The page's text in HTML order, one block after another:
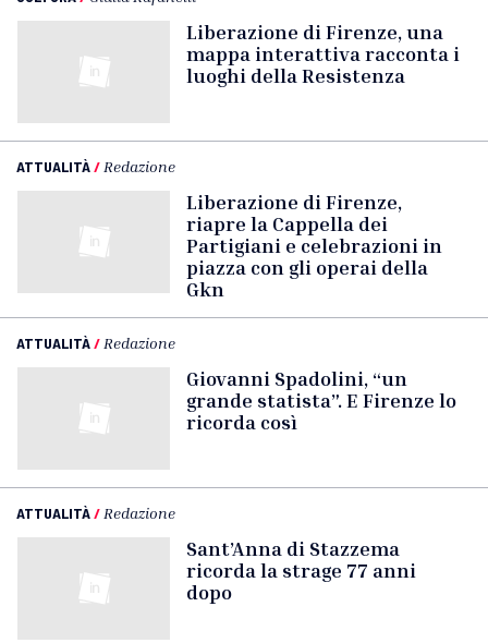
Liberazione di Firenze, una
mappa interattiva racconta i
luoghi della Resistenza
ATTUALITÀ/ Redazione
Liberazione di Firenze,
riapre la Cappella dei
Partigiani e celebrazioni in
piazza con gli operai della
Gkn
ATTUALITÀ/ Redazione
Giovanni Spadolini, “un
grande statista”. E Firenze lo
ricorda così
ATTUALITÀ/ Redazione
Sant’Anna di Stazzema
ricorda la strage 77 anni
dopo